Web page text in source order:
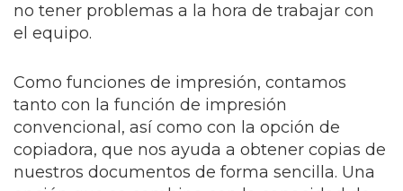
no tener problemas a la hora de trabajar con
el equipo.
Como funciones de impresión, contamos
tanto con la función de impresión
convencional, así como con la opción de
copiadora, que nos ayuda a obtener copias de
nuestros documentos de forma sencilla. Una